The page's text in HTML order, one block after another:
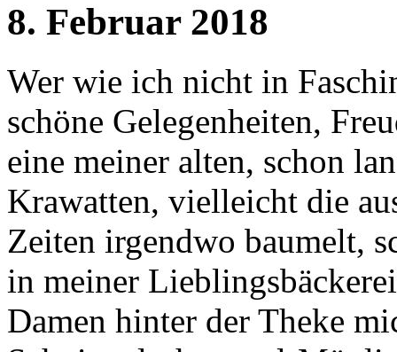
8. Februar 2018
Wer wie ich nicht in
schöne Gelegenheiten,
eine meiner alten, schon
Krawatten, vielleicht die
Zeiten irgendwo baumelt,
in meiner
Damen hinter der Theke